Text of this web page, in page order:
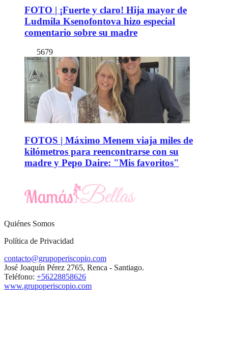
FOTO | ¡Fuerte y claro! Hija mayor de
Ludmila Ksenofontova hizo especial
comentario sobre su madre
5679
FOTOS | Máximo Menem viaja miles de
kilómetros para reencontrarse con su
madre y Pepo Daire: "Mis favoritos"
Quiénes Somos
Política de Privacidad
contacto@grupoperiscopio.com
José Joaquín Pérez 2765, Renca - Santiago.
Teléfono: +56228858626
www.grupoperiscopio.com